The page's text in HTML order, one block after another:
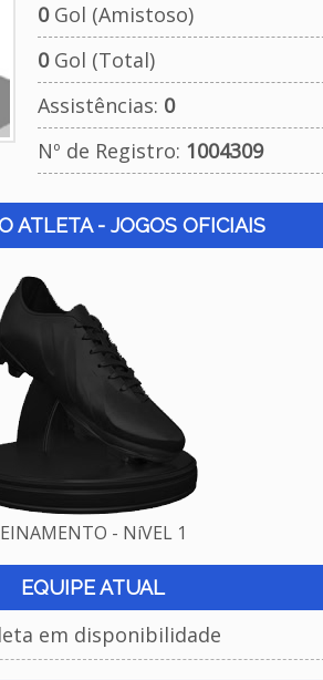
0Gol (Amistoso)
0Gol (Total)
Assistências: 0
Nº de Registro: 1004309
ATLETA - JOGOS OFICIAIS
- NíVEL 1
EQUIPE ATUAL
em disponibilidade